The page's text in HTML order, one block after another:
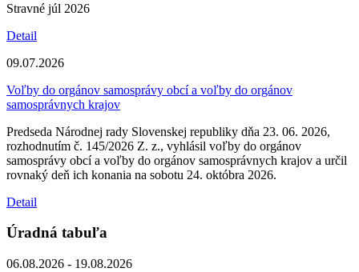
Stravné júl 2026
Detail
09.07.2026
Voľby do orgánov samosprávy obcí a voľby do orgánov
samosprávnych krajov
Predseda Národnej rady Slovenskej republiky dňa 23. 06. 2026,
rozhodnutím č. 145/2026 Z. z., vyhlásil voľby do orgánov
samosprávy obcí a voľby do orgánov samosprávnych krajov a určil
rovnaký deň ich konania na sobotu 24. októbra 2026.
Detail
Úradná tabuľa
06.08.2026 - 19.08.2026